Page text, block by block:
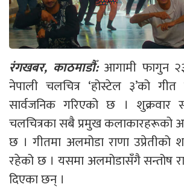
रंगखबर, काठमाडौँ: आगामी फागुन
नेपाली चलचित्र ‘होस्टेल ३’को
सार्वजनिक गरिएको छ । शुक्रवार
चलचित्रका सबै प्रमुख कलाकारहरूको
छ । गीतमा अलमोडा राणा उप्रेतीको
रहेको छ । यसमा अलमोडासँगै सन्तोष
दिएका छन् ।